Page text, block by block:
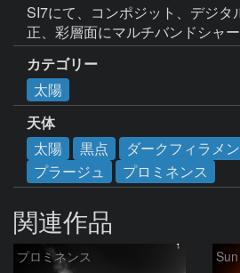
SI7にて、コンポジット、デジ
正、彩層面にマルチバンドシャ
カテゴリー
太陽
天体
太陽
黒点 ダークフィラメ
プラージュ
プロミネンス
関連作品
プロミネンス